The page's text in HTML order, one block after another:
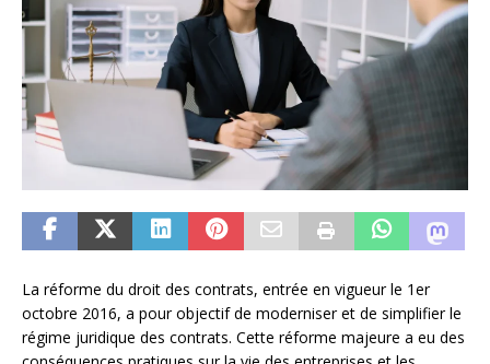
La réforme du droit des contrats, entrée en vigueur le 1er
octobre 2016, a pour objectif de moderniser et de simplifier le
régime juridique des contrats. Cette réforme majeure a eu des